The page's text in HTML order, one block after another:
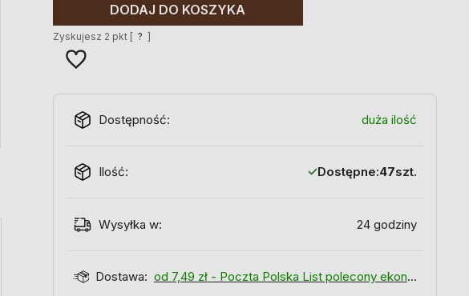
DODAJ DO KOSZYKA
Zyskujesz 2 pkt [ ? ]
Dostępność: duża ilość
Ilość: Dostępne:47szt.
Wysyłka w: 24 godziny
Dostawa: od 7,49 zł - Poczta Polska List polecony ekonomiczny